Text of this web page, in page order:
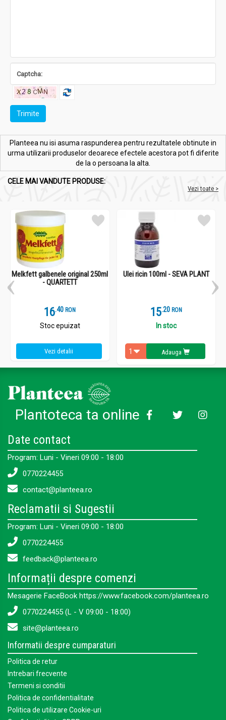
Trimite
Planteea nu isi asuma raspunderea pentru rezultatele obtinute in
urma utilizarii produselor deoarece efectele acestora pot fi diferite
de la o persoana la alta.
CELE MAI VANDUTE PRODUSE:
Vezi toate >
Melkfett galbenele original 250ml
- QUARTETT
16.4 RON
Stoc epuizat
Vezi detalii
Ulei ricin 100ml - SEVA PLANT
15.2 RON
In stoc
Adauga
Plantoteca ta online
Date contact
Program: Luni - Vineri 09:00 - 18:00
0770224455
contact@planteea.ro
Reclamatii si Sugestii
Program: Luni - Vineri 09:00 - 18:00
0770224455
feedback@planteea.ro
Informații despre comenzi
Mesagerie FaceBook https://www.facebook.com/planteea.ro
0770224455 (L - V 09:00 - 18:00)
site@planteea.ro
Informatii despre cumparaturi
Politica de retur
Intrebari frecvente
Termeni si conditii
Politica de confidentialitate
Politica de utilizare Cookie-uri